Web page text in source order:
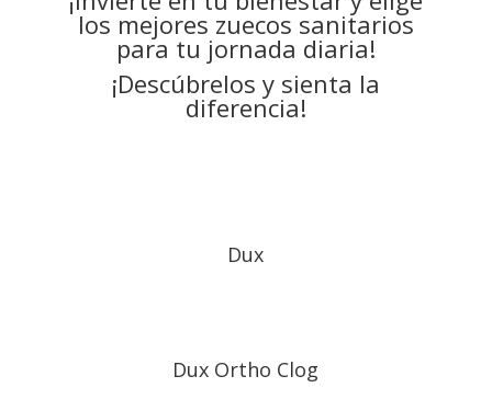
los mejores zuecos sanitarios
para tu jornada diaria!
¡Descúbrelos y sienta la
diferencia!
Dux
Dux Ortho Clog